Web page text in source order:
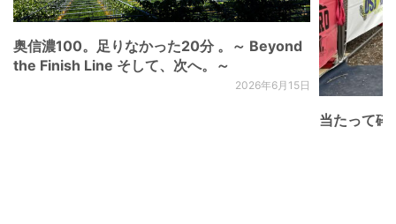
奥信濃100。足りなかった20分 。～ Beyond
the Finish Line そして、次へ。～
2026年6月15日
当たって砕